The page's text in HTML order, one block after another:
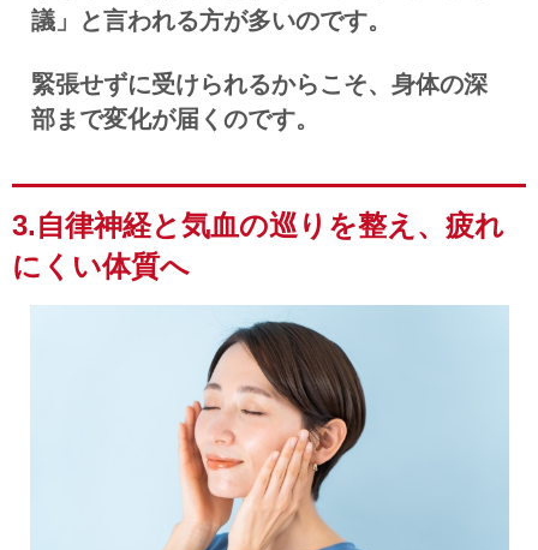
議」と言われる方が多いのです。
緊張せずに受けられるからこそ、身体の深
部まで変化が届くのです。
3.自律神経と気血の巡りを整え、疲れ
にくい体質へ